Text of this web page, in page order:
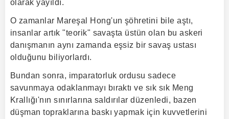
olarak yayıldı.
O zamanlar Mareşal Hong'un şöhretini bile aştı,
insanlar artık "teorik" savaşta üstün olan bu askeri
danışmanın aynı zamanda eşsiz bir savaş ustası
olduğunu biliyorlardı.
Bundan sonra, imparatorluk ordusu sadece
savunmaya odaklanmayı bıraktı ve sık sık Meng
Krallığı'nın sınırlarına saldırılar düzenledi, bazen
düşman topraklarına baskı yapmak için kuvvetlerini